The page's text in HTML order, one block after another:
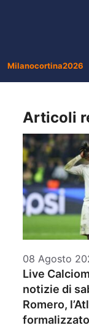
Milanocortina2026
Articoli
08 Agosto
Live
notizie di
Romero,